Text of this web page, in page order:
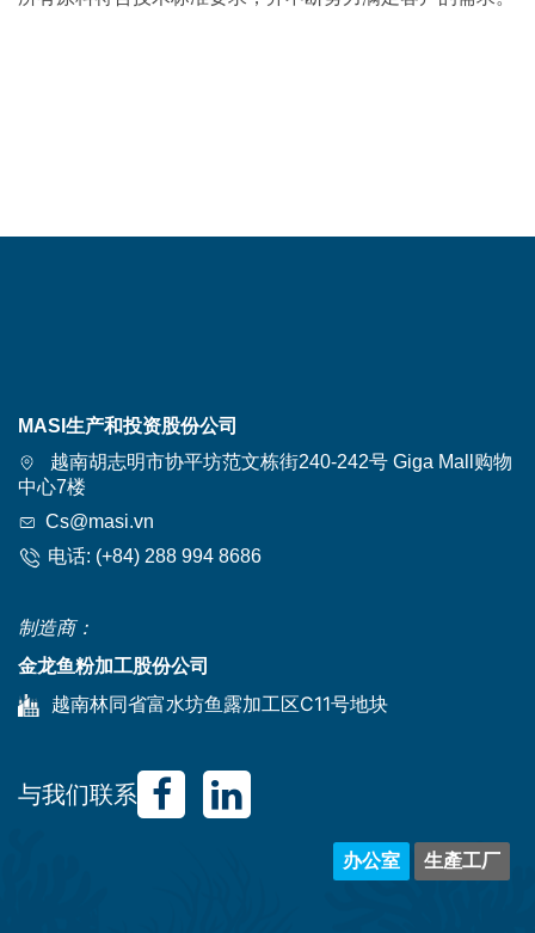
MASI生产和投资股份公司
越南胡志明市协平坊范文栋街240-242号 Giga Mall购物
中心7楼
Cs@masi.vn
电话: (+84) 288 994 8686
制造商：
金龙鱼粉加工股份公司
越南林同省富水坊鱼露加工区C11号地块
与我们联系
办公室 生產工厂